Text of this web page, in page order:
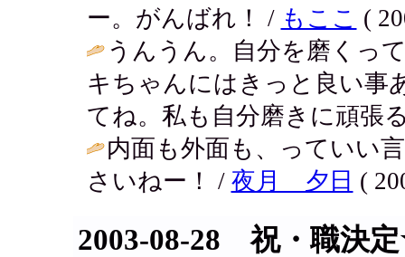
ー。がんばれ！ / もここ (
うんうん。自分を磨くっ
キちゃんにはきっと良い事
てね。私も自分磨きに頑張
内面も外面も、っていい
さいねー！ / 夜月 夕日 (
2003-08-28 祝・職決